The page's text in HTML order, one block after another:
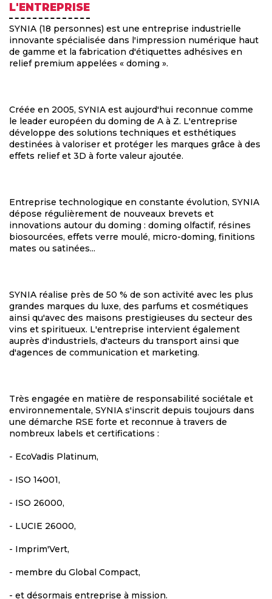
L'ENTREPRISE
SYNIA (18 personnes) est une entreprise industrielle
innovante spécialisée dans l'impression numérique haut
de gamme et la fabrication d'étiquettes adhésives en
relief premium appelées « doming ».
Créée en 2005, SYNIA est aujourd'hui reconnue comme
le leader européen du doming de A à Z. L'entreprise
développe des solutions techniques et esthétiques
destinées à valoriser et protéger les marques grâce à des
effets relief et 3D à forte valeur ajoutée.
Entreprise technologique en constante évolution, SYNIA
dépose régulièrement de nouveaux brevets et
innovations autour du doming : doming olfactif, résines
biosourcées, effets verre moulé, micro-doming, finitions
mates ou satinées...
SYNIA réalise près de 50 % de son activité avec les plus
grandes marques du luxe, des parfums et cosmétiques
ainsi qu'avec des maisons prestigieuses du secteur des
vins et spiritueux. L'entreprise intervient également
auprès d'industriels, d'acteurs du transport ainsi que
d'agences de communication et marketing.
Très engagée en matière de responsabilité sociétale et
environnementale, SYNIA s'inscrit depuis toujours dans
une démarche RSE forte et reconnue à travers de
nombreux labels et certifications :
- EcoVadis Platinum,
- ISO 14001,
- ISO 26000,
- LUCIE 26000,
- Imprim'Vert,
- membre du Global Compact,
- et désormais entreprise à mission.